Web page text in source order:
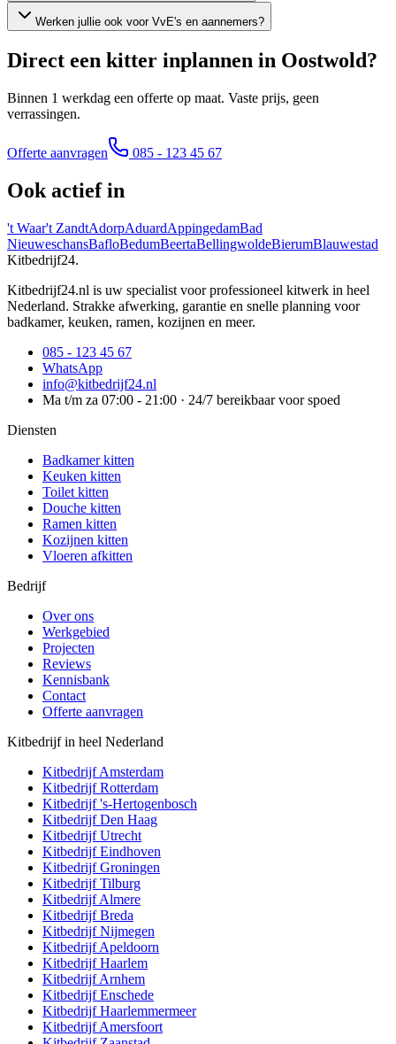
Werken jullie ook voor VvE's en aannemers?
Direct een kitter inplannen in Oostwold?
Binnen 1 werkdag een offerte op maat. Vaste prijs, geen
verrassingen.
Offerte aanvragen 085 - 123 45 67
Ook actief in
't Waar't ZandtAdorpAduardAppingedamBad
NieuweschansBafloBedumBeertaBellingwoldeBierumBlauwestad
Kitbedrijf24.
Kitbedrijf24.nl is uw specialist voor professioneel kitwerk in heel
Nederland. Strakke afwerking, garantie en snelle planning voor
badkamer, keuken, ramen, kozijnen en meer.
085 - 123 45 67
WhatsApp
info@kitbedrijf24.nl
Ma t/m za 07:00 - 21:00 · 24/7 bereikbaar voor spoed
Diensten
Badkamer kitten
Keuken kitten
Toilet kitten
Douche kitten
Ramen kitten
Kozijnen kitten
Vloeren afkitten
Bedrijf
Over ons
Werkgebied
Projecten
Reviews
Kennisbank
Contact
Offerte aanvragen
Kitbedrijf in heel Nederland
KitbedrijfAmsterdam
KitbedrijfRotterdam
Kitbedrijf's-Hertogenbosch
KitbedrijfDen Haag
KitbedrijfUtrecht
KitbedrijfEindhoven
KitbedrijfGroningen
KitbedrijfTilburg
KitbedrijfAlmere
KitbedrijfBreda
KitbedrijfNijmegen
KitbedrijfApeldoorn
KitbedrijfHaarlem
KitbedrijfArnhem
KitbedrijfEnschede
KitbedrijfHaarlemmermeer
KitbedrijfAmersfoort